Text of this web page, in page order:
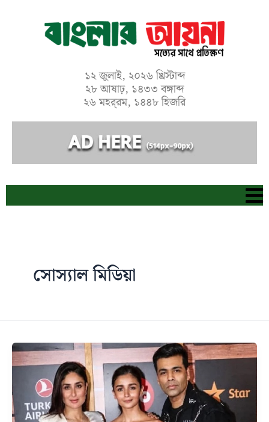
১২ জুলাই, ২০২৬ খ্রিস্টাব্দ
২৮ আষাঢ়, ১৪৩৩ বঙ্গাব্দ
২৬ মহর্‌রম, ১৪৪৮ হিজরি
সোস্যাল মিডিয়া